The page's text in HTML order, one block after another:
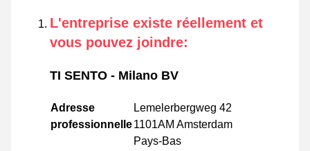
L'entreprise existe réellement et
vous pouvez joindre:
TI SENTO - Milano BV
Adresse
professionnelle
Lemelerbergweg 42
1101AM Amsterdam
Pays-Bas